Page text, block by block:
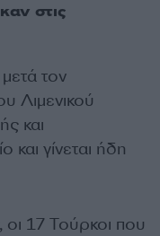
στις
τον
Λιμενικού
και
γίνεται ήδη
17 Τούρκοι που